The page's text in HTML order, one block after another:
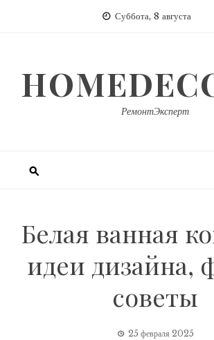
Суббота, 8 августа
РемонтЭксперт
Белая ванная
идеи дизайна,
советы
25 февраля 2025